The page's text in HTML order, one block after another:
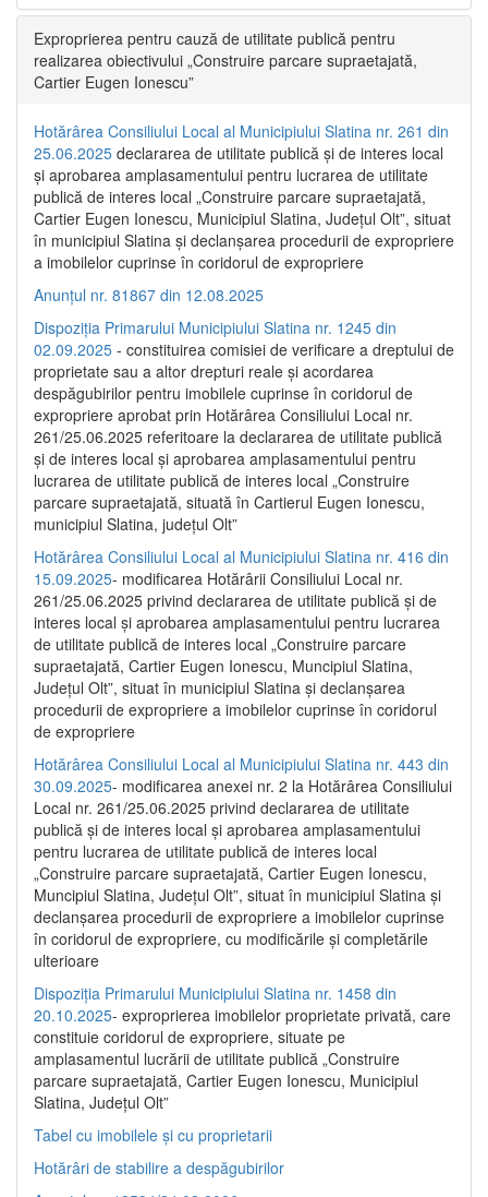
Exproprierea pentru cauză de utilitate publică pentru
realizarea obiectivului „Construire parcare supraetajată,
Cartier Eugen Ionescu”
Hotărârea Consiliului Local al Municipiului Slatina nr. 261 din
25.06.2025 declararea de utilitate publică și de interes local
și aprobarea amplasamentului pentru lucrarea de utilitate
publică de interes local „Construire parcare supraetajată,
Cartier Eugen Ionescu, Municipiul Slatina, Județul Olt”, situat
în municipiul Slatina și declanșarea procedurii de expropriere
a imobilelor cuprinse în coridorul de expropriere
Anunțul nr. 81867 din 12.08.2025
Dispoziția Primarului Municipiului Slatina nr. 1245 din
02.09.2025 - constituirea comisiei de verificare a dreptului de
proprietate sau a altor drepturi reale și acordarea
despăgubirilor pentru imobilele cuprinse în coridorul de
expropriere aprobat prin Hotărârea Consiliului Local nr.
261/25.06.2025 referitoare la declararea de utilitate publică
și de interes local și aprobarea amplasamentului pentru
lucrarea de utilitate publică de interes local „Construire
parcare supraetajată, situată în Cartierul Eugen Ionescu,
municipiul Slatina, județul Olt”
Hotărârea Consiliului Local al Municipiului Slatina nr. 416 din
15.09.2025- modificarea Hotărârii Consiliului Local nr.
261/25.06.2025 privind declararea de utilitate publică și de
interes local și aprobarea amplasamentului pentru lucrarea
de utilitate publică de interes local „Construire parcare
supraetajată, Cartier Eugen Ionescu, Muncipiul Slatina,
Județul Olt”, situat în municipiul Slatina și declanșarea
procedurii de expropriere a imobilelor cuprinse în coridorul
de expropriere
Hotărârea Consiliului Local al Municipiului Slatina nr. 443 din
30.09.2025- modificarea anexei nr. 2 la Hotărârea Consiliului
Local nr. 261/25.06.2025 privind declararea de utilitate
publică şi de interes local şi aprobarea amplasamentului
pentru lucrarea de utilitate publică de interes local
„Construire parcare supraetajată, Cartier Eugen Ionescu,
Muncipiul Slatina, Judeţul Olt”, situat în municipiul Slatina şi
declanşarea procedurii de expropriere a imobilelor cuprinse
în coridorul de expropriere, cu modificările şi completările
ulterioare
Dispoziția Primarului Municipiului Slatina nr. 1458 din
20.10.2025- exproprierea imobilelor proprietate privată, care
constituie coridorul de expropriere, situate pe
amplasamentul lucrării de utilitate publică „Construire
parcare supraetajată, Cartier Eugen Ionescu, Municipiul
Slatina, Județul Olt”
Tabel cu imobilele și cu proprietarii
Hotărâri de stabilire a despăgubirilor